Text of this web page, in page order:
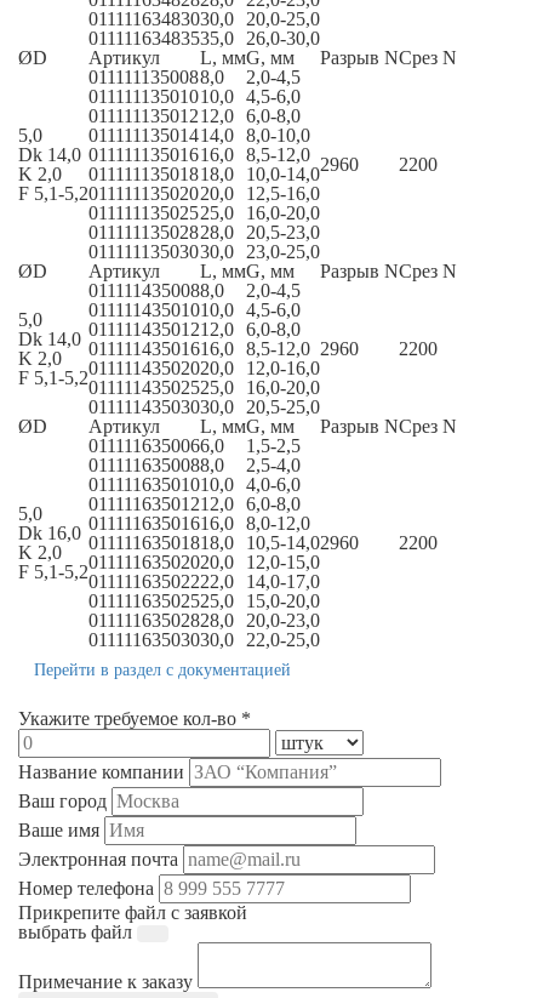
01111163483030,0
20,0-25,0
01111163483535,0
26,0-30,0
ØD
Артикул L, ммG, мм Разрыв NСрез N
5,0
Dk 14,0
K 2,0
F 5,1-5,2
0111111350088,0 2,0-4,5
2960 2200
01111113501010,0 4,5-6,0
01111113501212,0 6,0-8,0
01111113501414,0 8,0-10,0
01111113501616,0 8,5-12,0
01111113501818,0
10,0-14,0
01111113502020,0
12,5-16,0
01111113502525,0
16,0-20,0
01111113502828,0
20,5-23,0
01111113503030,0
23,0-25,0
ØD
Артикул L, ммG, мм Разрыв NСрез N
5,0
Dk 14,0
K 2,0
F 5,1-5,2
0111114350088,0 2,0-4,5
2960 2200
01111143501010,0 4,5-6,0
01111143501212,0 6,0-8,0
01111143501616,0 8,5-12,0
01111143502020,0
12,0-16,0
01111143502525,0
16,0-20,0
01111143503030,0
20,5-25,0
ØD
Артикул L, ммG, мм Разрыв NСрез N
5,0
Dk 16,0
K 2,0
F 5,1-5,2
0111116350066,0 1,5-2,5
2960 2200
0111116350088,0
2,5-4,0
01111163501010,0 4,0-6,0
01111163501212,0 6,0-8,0
01111163501616,0 8,0-12,0
01111163501818,0
10,5-14,0
01111163502020,0
12,0-15,0
01111163502222,0
14,0-17,0
01111163502525,0
15,0-20,0
01111163502828,0
20,0-23,0
01111163503030,0 22,0-25,0
Перейти в раздел с документацией
Укажите требуемое кол-во *
Название компании
Ваш город
Ваше имя
Электронная почта
Номер телефона
Прикрепите файл с заявкой
выбрать файл
Примечание к заказу